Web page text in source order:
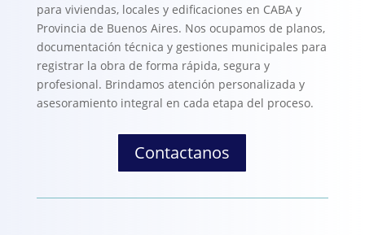
para viviendas, locales y edificaciones en CABA y
Provincia de Buenos Aires. Nos ocupamos de planos,
documentación técnica y gestiones municipales para
registrar la obra de forma rápida, segura y
profesional. Brindamos atención personalizada y
asesoramiento integral en cada etapa del proceso.
Contactanos